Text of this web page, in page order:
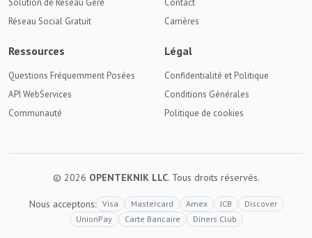
Solution de Réseau Géré
Réseau Social Gratuit
Contact
Carrières
Ressources
Questions Fréquemment Posées
API WebServices
Communauté
Légal
Confidentialité et Politique
Conditions Générales
Politique de cookies
© 2026 OPENTEKNIK LLC. Tous droits réservés.
Nous acceptons: Visa Mastercard Amex JCB
Discover
UnionPay
Carte Bancaire Diners Club